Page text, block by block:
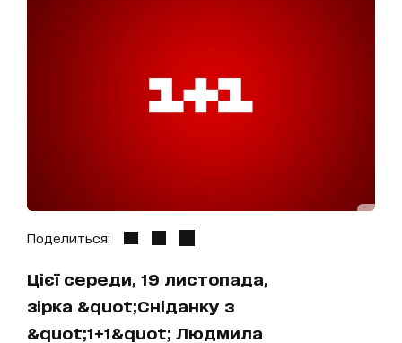
Поделиться:
Цієї середи, 19 листопада,
зірка &quot;Сніданку з
&quot;1+1&quot; Людмила